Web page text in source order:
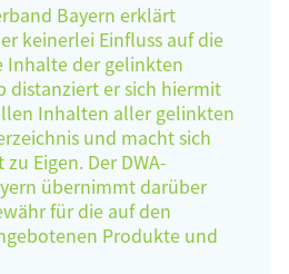
Bayern erklärt
keinerlei Einfluss auf die
Inhalte der gelinkten
distanziert er sich hiermit
Inhalten aller gelinkten
und macht sich
Eigen. Der DWA-
übernimmt darüber
für die auf den
Produkte und